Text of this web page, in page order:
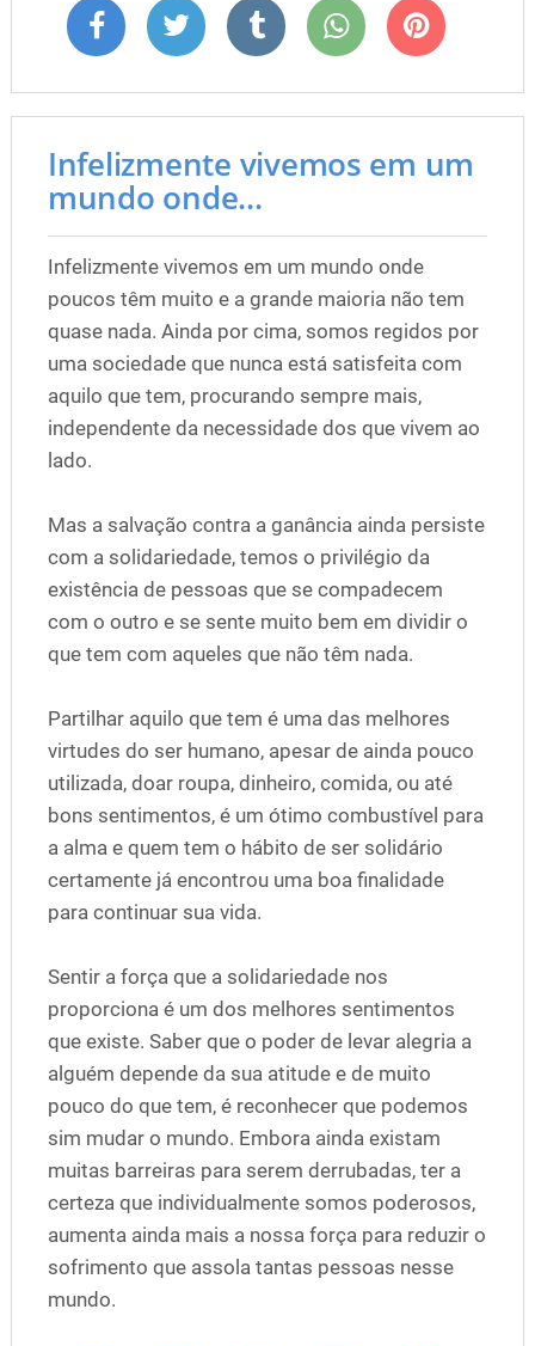
Infelizmente vivemos em um
mundo onde...
Infelizmente vivemos em um mundo onde
poucos têm muito e a grande maioria não tem
quase nada. Ainda por cima, somos regidos por
uma sociedade que nunca está satisfeita com
aquilo que tem, procurando sempre mais,
independente da necessidade dos que vivem ao
lado.
Mas a salvação contra a ganância ainda persiste
com a solidariedade, temos o privilégio da
existência de pessoas que se compadecem
com o outro e se sente muito bem em dividir o
que tem com aqueles que não têm nada.
Partilhar aquilo que tem é uma das melhores
virtudes do ser humano, apesar de ainda pouco
utilizada, doar roupa, dinheiro, comida, ou até
bons sentimentos, é um ótimo combustível para
a alma e quem tem o hábito de ser solidário
certamente já encontrou uma boa finalidade
para continuar sua vida.
Sentir a força que a solidariedade nos
proporciona é um dos melhores sentimentos
que existe. Saber que o poder de levar alegria a
alguém depende da sua atitude e de muito
pouco do que tem, é reconhecer que podemos
sim mudar o mundo. Embora ainda existam
muitas barreiras para serem derrubadas, ter a
certeza que individualmente somos poderosos,
aumenta ainda mais a nossa força para reduzir o
sofrimento que assola tantas pessoas nesse
mundo.